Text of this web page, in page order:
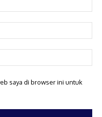
saya di browser ini untuk